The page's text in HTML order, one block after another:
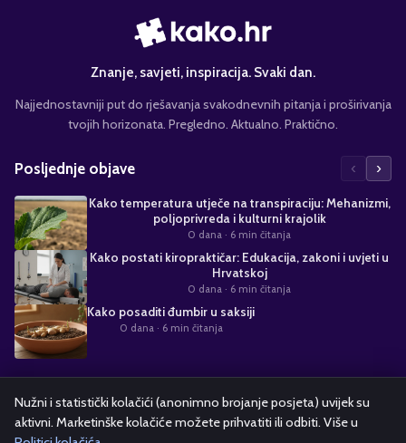
Znanje, savjeti, inspiracija. Svaki dan.
Najjednostavniji put do rješavanja svakodnevnih pitanja i proširivanja
tvojih horizonata. Pregledno. Aktualno. Praktično.
Posljednje objave ‹ ›
Kako temperatura utječe na transpiraciju: Mehanizmi,
poljoprivreda i kulturni krajolik
0 dana · 6 min čitanja
Kako postati kiropraktičar: Edukacija, zakoni i uvjeti u
Hrvatskoj
0 dana · 6 min čitanja
Kako posaditi đumbir u saksiji
0 dana · 6 min čitanja
Alati i kalkulatori OglašavanjePolitika kolačićaPravila privatnosti
Nužni i statistički kolačići (anonimno brojanje posjeta) uvijek su
aktivni. Marketinške kolačiće možete prihvatiti ili odbiti. Više u